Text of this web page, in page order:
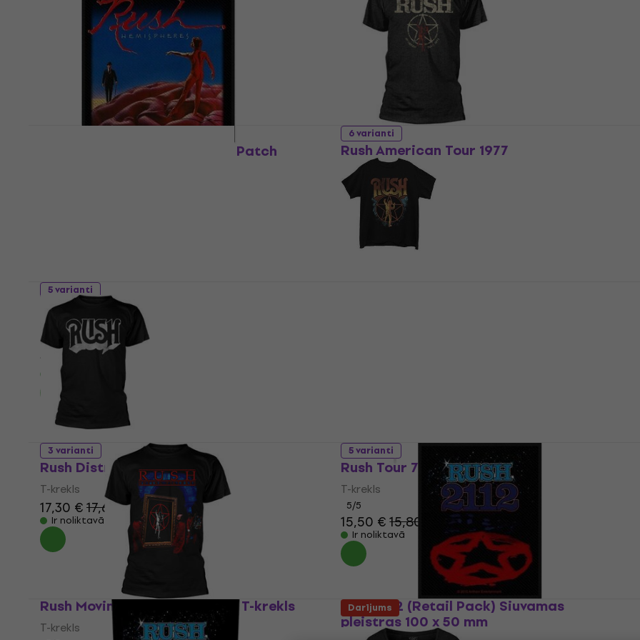
Rush Hemispheres Standard Patch
6 varianti
Rush American Tour 1977
T-krekls
4,7
20,50 €
Ir noliktavā
5 varianti
Rush 1981 Tour
T-krekls
4,9/5
16,30 €
Ir noliktavā
3 varianti
Rush Distressed
T-krekls
17,30 €17,60 €
Ir noliktavā
5 varianti
Rush Tour 74-75
T-krekls
5/5
15,50 €15,80 €
Ir noliktavā
Rush Moving Pictures Black S T-krekls
T-krekls
Rush 2112 (Retail Pack) Siuvamas
pleistras 100 x 50 mm
Darījums